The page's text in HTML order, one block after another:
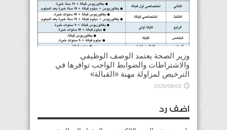
وزير الصحة يعتمد الوصف الوظيفي
والاشتراطات والضوابط الواجب توافرها في
الترخيص لمزاولة مهنة «القبالة»
2026/08/03
اضف رد